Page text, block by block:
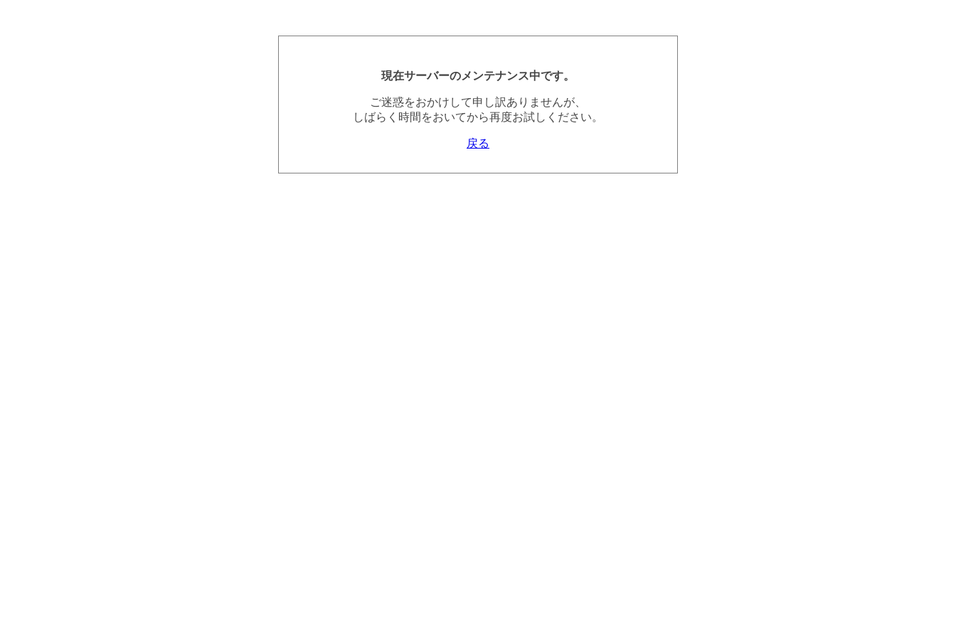
現在サーバーのメンテナンス中です。
ご迷惑をおかけして申し訳ありませんが、
しばらく時間をおいてから再度お試しください。
戻る